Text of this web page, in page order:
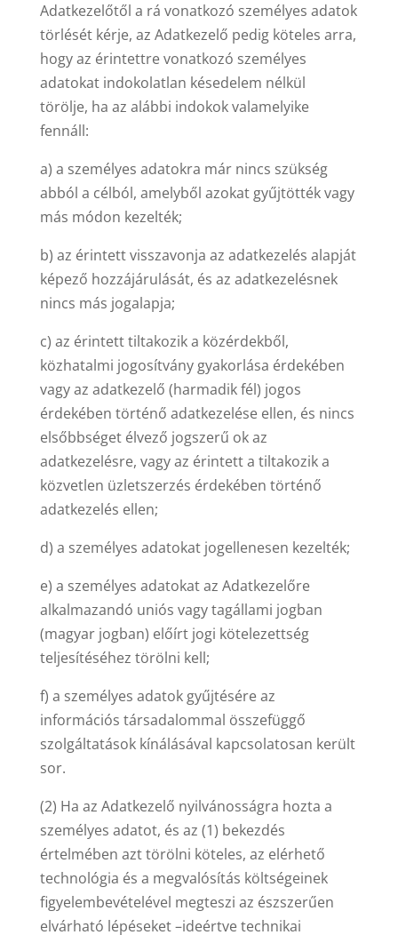
Adatkezelőtől a rá vonatkozó személyes adatok
törlését kérje, az Adatkezelő pedig köteles arra,
hogy az érintettre vonatkozó személyes
adatokat indokolatlan késedelem nélkül
törölje, ha az alábbi indokok valamelyike
fennáll:
a) a személyes adatokra már nincs szükség
abból a célból, amelyből azokat gyűjtötték vagy
más módon kezelték;
b) az érintett visszavonja az adatkezelés alapját
képező hozzájárulását, és az adatkezelésnek
nincs más jogalapja;
c) az érintett tiltakozik a közérdekből,
közhatalmi jogosítvány gyakorlása érdekében
vagy az adatkezelő (harmadik fél) jogos
érdekében történő adatkezelése ellen, és nincs
elsőbbséget élvező jogszerű ok az
adatkezelésre, vagy az érintett a tiltakozik a
közvetlen üzletszerzés érdekében történő
adatkezelés ellen;
d) a személyes adatokat jogellenesen kezelték;
e) a személyes adatokat az Adatkezelőre
alkalmazandó uniós vagy tagállami jogban
(magyar jogban) előírt jogi kötelezettség
teljesítéséhez törölni kell;
f) a személyes adatok gyűjtésére az
információs társadalommal összefüggő
szolgáltatások kínálásával kapcsolatosan került
sor.
(2) Ha az Adatkezelő nyilvánosságra hozta a
személyes adatot, és az (1) bekezdés
értelmében azt törölni köteles, az elérhető
technológia és a megvalósítás költségeinek
figyelembevételével megteszi az észszerűen
elvárható lépéseket –ideértve technikai